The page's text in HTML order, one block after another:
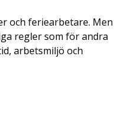
och feriearbetare. Men
regler som för andra
arbetsmiljö och